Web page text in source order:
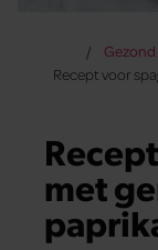
Gezond
Recept voor
met